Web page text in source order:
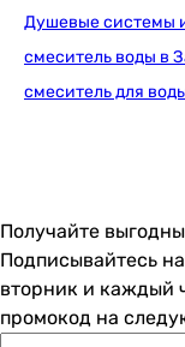
Душевые системы
смеситель воды в
смеситель для
Получайте
Подписывайтесь
вторник и каждый
промокод на